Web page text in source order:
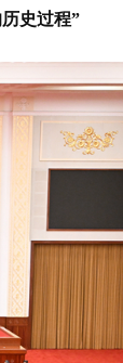
史过程”